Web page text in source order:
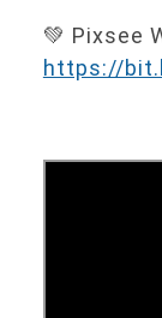
💚 Pixsee
https://